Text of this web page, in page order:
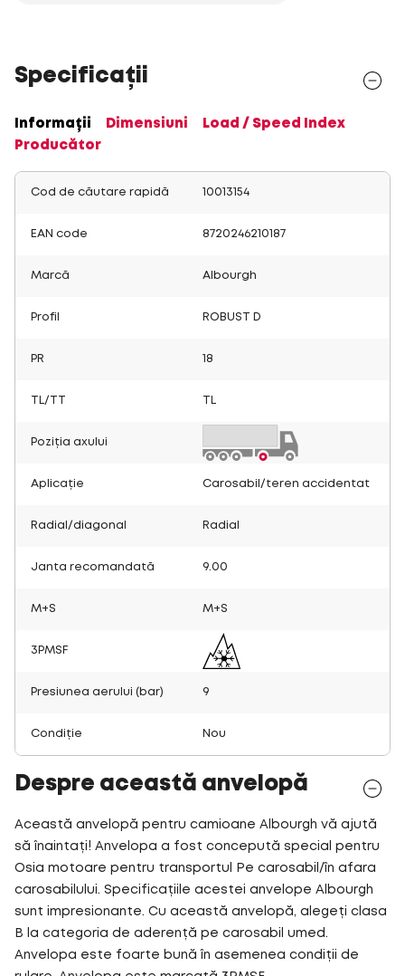
Specificații
Informații Dimensiuni
Load / Speed Index
Producător
Cod de căutare rapidă 10013154
EAN code 8720246210187
Marcă Albourgh
Profil ROBUST D
PR 18
TL/TT
Poziția axului
Aplicație Carosabil/teren accidentat
Radial/diagonal Radial
Janta recomandată 9.00
M+S M+S
3PMSF
Presiunea aerului (bar) 9
Condiție Nou
Despre această anvelopă
Această anvelopă pentru camioane Albourgh vă ajută
să înaintați! Anvelopa a fost concepută special pentru
Osia motoare pentru transportul Pe carosabil/în afara
carosabilului. Specificațiile acestei anvelope Albourgh
sunt impresionante. Cu această anvelopă, alegeți clasa
B la categoria de aderență pe carosabil umed.
Anvelopa este foarte bună în asemenea condiții de